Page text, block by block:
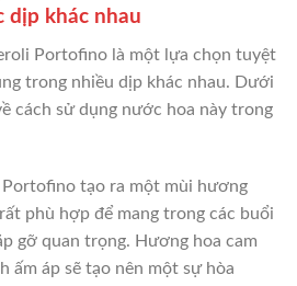
dịp khác nhau
Portofino là một lựa chọn tuyệt
trong nhiều dịp khác nhau. Dưới
cách sử dụng nước hoa này trong
Portofino tạo ra một mùi hương
phù hợp để mang trong các buổi
gỡ quan trọng. Hương hoa cam
ấm áp sẽ tạo nên một sự hòa